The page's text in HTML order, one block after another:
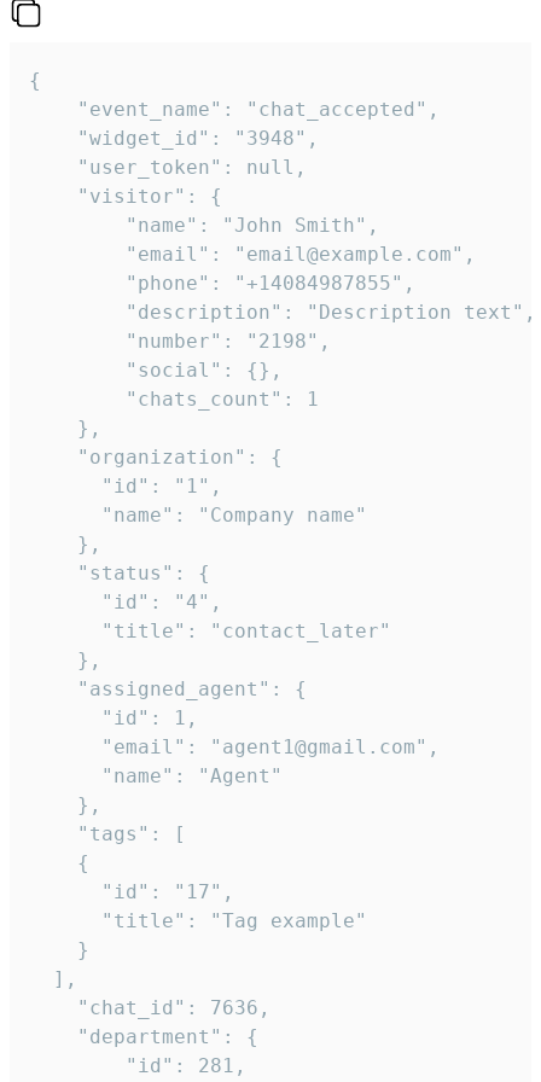
{
    "event_name": "chat_accepted",
    "widget_id": "3948",
    "user_token": null,
    "visitor": {
        "name": "John Smith",
        "email": "email@example.com",
        "phone": "+14084987855",
        "description": "Description text",
        "number": "2198",
        "social": {},
        "chats_count": 1
    },
    "organization": {
      "id": "1",
      "name": "Company name"
    },
    "status": {
      "id": "4",
      "title": "contact_later"
    },
    "assigned_agent": {
      "id": 1,
      "email": "agent1@gmail.com",
      "name": "Agent"
    },
    "tags": [
    {
      "id": "17",
      "title": "Tag example"
    }
  ],
    "chat_id": 7636,
    "department": {
        "id": 281,